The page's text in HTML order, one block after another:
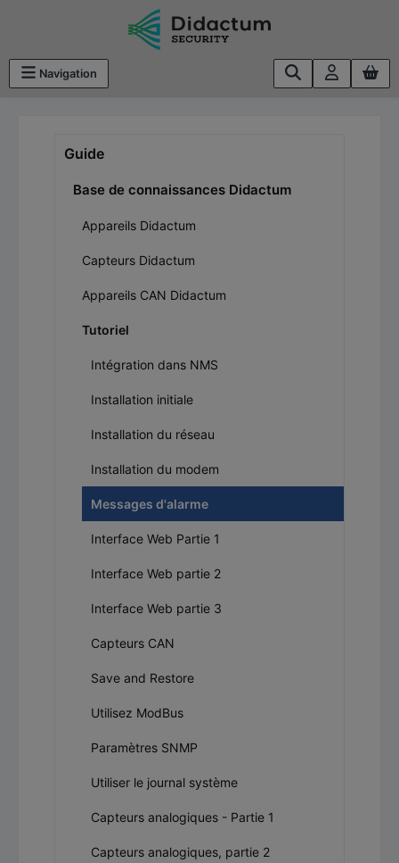
Passer au contenu principal
Navigation
Guide
Base de connaissances Didactum
Appareils Didactum
Capteurs Didactum
Appareils CAN Didactum
Tutoriel
Intégration dans NMS
Installation initiale
Installation du réseau
Installation du modem
Messages d'alarme
Interface Web Partie 1
Interface Web partie 2
Interface Web partie 3
Capteurs CAN
Save and Restore
Utilisez ModBus
Paramètres SNMP
Utiliser le journal système
Capteurs analogiques - Partie 1
Capteurs analogiques, partie 2